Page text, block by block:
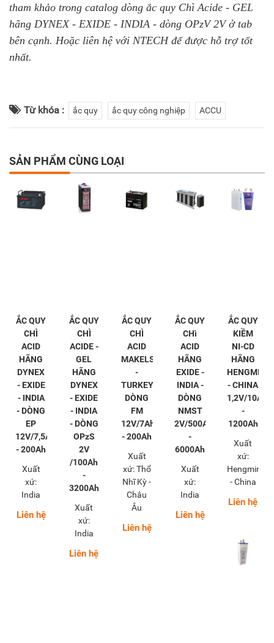
tham khảo trong catalog dòng ắc quy Chì Acide - GEL
hãng DYNEX - EXIDE - INDIA - dòng OPzV 2V ở tab
bên cạnh. Hoặc liên hệ với NTECH để được hỗ trợ tốt
nhất.
Từ khóa : ắc quy ắc quy công nghiệp ACCU
SẢN PHẨM CÙNG LOẠI
ẮC QUY
CHÌ
ACID
HÃNG
DYNEX
- EXIDE
- INDIA
- DÒNG
EP
12V/7,5Ah
- 200Ah
Xuất
xứ:
India
Liên hệ
ẮC QUY
CHÌ
ACIDE -
GEL
HÃNG
DYNEX
- EXIDE
- INDIA
- DÒNG
OPzS
2V
/100Ah
-
3200Ah
Xuất
xứ:
India
Liên hệ
ẮC QUY
CHÌ
ACID
MAKELSAN
-
TURKEY
DÒNG
FM
12V/7Ah
- 200Ah
Xuất
xứ: Thổ
Nhĩ Kỳ -
Châu
Âu
Liên hệ
ẮC QUY
CHì
ACID
HÃNG
EXIDE -
INDIA -
DÒNG
NMST
2V/500Ah
-
6000Ah
Xuất
xứ:
India
Liên hệ
ẮC QUY
KIỀM
NI-CD
HÃNG
HENGMING
- CHINA
1,2V/10Ah
-
1200Ah
Xuất
xứ:
Hengming
- China
Liên hệ